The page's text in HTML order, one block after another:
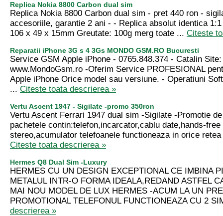
Replica Nokia 8800 Carbon dual sim
Replica Nokia 8800 Carbon dual sim - pret 440 ron -
accesoriile, garantie 2 ani - - Replica absolut identica
106 x 49 x 15mm Greutate: 100g merg toate ... Citeste
Reparatii iPhone 3G s 4 3Gs MONDO GSM.RO Bucuresti
Service GSM Apple iPhone - 0765.848.374 - Catalin Site:
www.MondoGsm.ro -Oferim Service PROFESIONAL
Apple iPhone Orice model sau versiune. - Operatiuni
... Citeste toata descrierea »
Vertu Ascent 1947 - Sigilate -promo 350ron
Vertu Ascent Ferrari 1947 dual sim -Sigilate -Promotie
pachetele contin:telefon,incarcator,cablu date,hands-free
stereo,acumulator telefoanele functioneaza in orice
Citeste toata descrierea »
Hermes Q8 Dual Sim -Luxury
HERMES CU UN DESIGN EXCEPTIONAL CE IMBINA
METALUL INTR-O FORMA IDEALA,REDAND ASTFEL
MAI NOU MODEL DE LUX HERMES -ACUM LA UN
PROMOTIONAL TELEFONUL FUNCTIONEAZA CU 2
descrierea »